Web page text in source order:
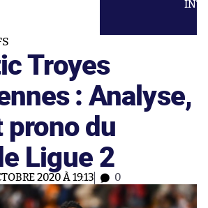
Troyes
: Analyse,
du
Ligue 2
2020 À 19:13 0